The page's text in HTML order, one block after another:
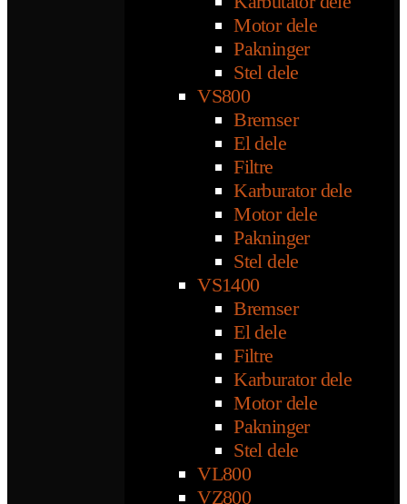
Motor dele
Pakninger
Stel dele
VS800
Bremser
El dele
Filtre
Karburator dele
Motor dele
Pakninger
Stel dele
VS1400
Bremser
El dele
Filtre
Karburator dele
Motor dele
Pakninger
Stel dele
VL800
VZ800